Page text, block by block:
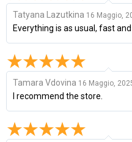
Tatyana Lazutkina 16 Maggio,
Everything is as usual, fast
Tamara Vdovina 16 Maggio,
I recommend the store.